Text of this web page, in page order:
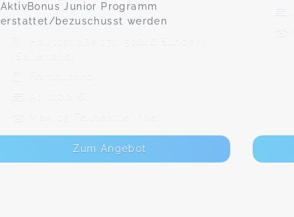
AktivBonus Junior Programm
erstattet/bezuschusst werden
Hauptstraße 171, 59846 Sundern
(Sauerland)
Fortlaufend
Ab 0,00 €
Max. 15 TeilnehmerInnen
Zum Angebot